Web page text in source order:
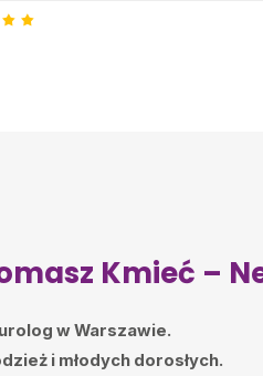
trzymam się jego.
specjalista.
Kmieć –
w Warszawie.
i młodych dorosłych.